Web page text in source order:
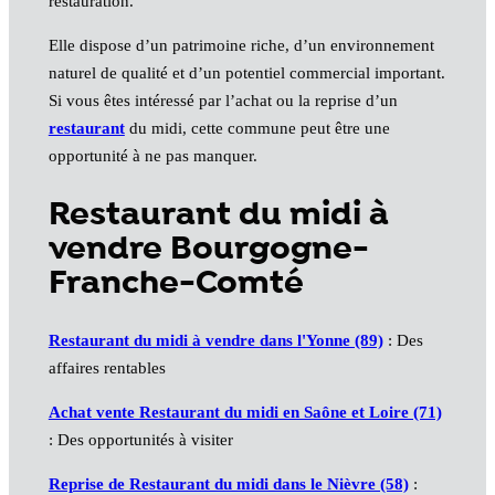
Elle dispose d’un patrimoine riche, d’un environnement
naturel de qualité et d’un potentiel commercial important.
Si vous êtes intéressé par l’achat ou la reprise d’un
restaurantdu midi, cette commune peut être une
opportunité à ne pas manquer.
Restaurant du midi à
vendre Bourgogne-
Franche-Comté
Restaurant du midi à vendre dans l'Yonne (89): Des
affaires rentables
Achat vente Restaurant du midi en Saône et Loire (71)
: Des opportunités à visiter
Reprise de Restaurant du midi dans le Nièvre (58):